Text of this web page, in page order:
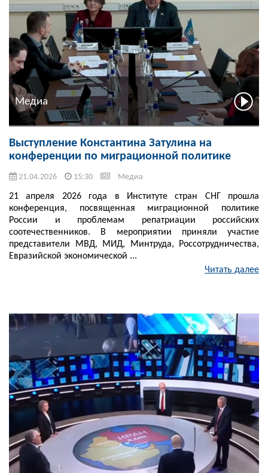
Медиа
Выступление Константина Затулина на
конференции по миграционной политике
21.04.2026 15:30 Медиа
21 апреля 2026 года в Институте стран СНГ прошла
конференция, посвященная миграционной политике
России и проблемам репатриации российских
соотечественников. В мероприятии приняли участие
представители МВД, МИД, Минтруда, Россотрудничества,
Евразийской экономической ...
Читать далее